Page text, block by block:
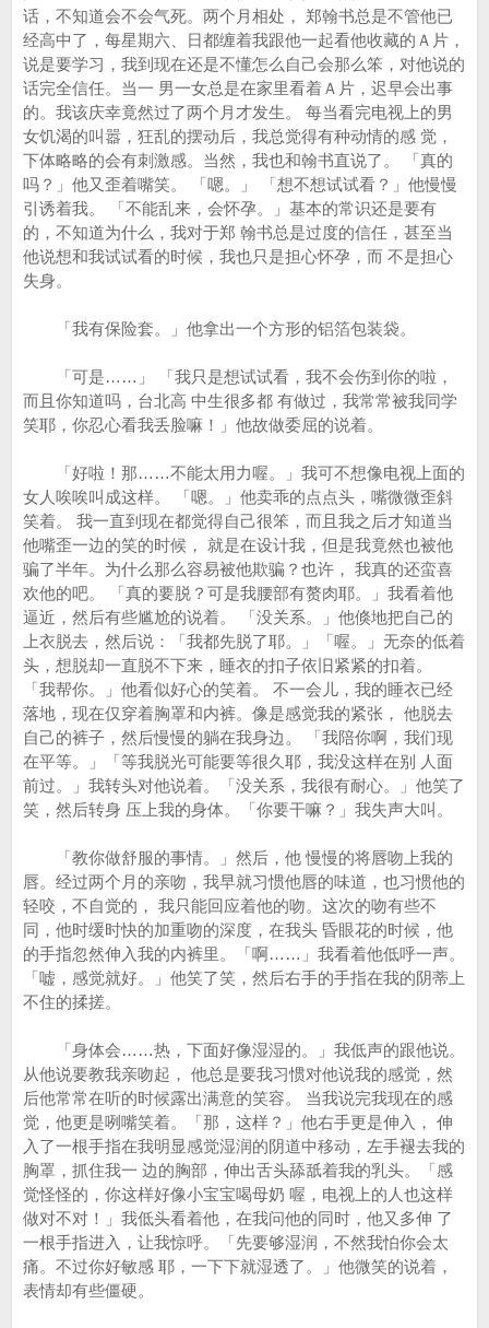
话，不知道会不会气死。两个月相处， 郑翰书总是不管他已
经高中了，每星期六、日都缠着我跟他一起看他收藏的Ａ片，
说是要学习，我到现在还是不懂怎么自己会那么笨，对他说的
话完全信任。当一 男一女总是在家里看着Ａ片，迟早会出事
的。我该庆幸竟然过了两个月才发生。 每当看完电视上的男
女饥渴的叫嚣，狂乱的摆动后，我总觉得有种动情的感 觉，
下体略略的会有刺激感。当然，我也和翰书直说了。 「真的
吗？」他又歪着嘴笑。 「嗯。」 「想不想试试看？」他慢慢
引诱着我。 「不能乱来，会怀孕。」基本的常识还是要有
的，不知道为什么，我对于郑 翰书总是过度的信任，甚至当
他说想和我试试看的时候，我也只是担心怀孕，而 不是担心
失身。
「我有保险套。」他拿出一个方形的铝箔包装袋。
「可是……」 「我只是想试试看，我不会伤到你的啦，
而且你知道吗，台北高 中生很多都 有做过，我常常被我同学
笑耶，你忍心看我丢脸嘛！」他故做委屈的说着。
「好啦！那……不能太用力喔。」我可不想像电视上面的
女人唉唉叫成这样。 「嗯。」他卖乖的点点头，嘴微微歪斜
笑着。 我一直到现在都觉得自己很笨，而且我之后才知道当
他嘴歪一边的笑的时候， 就是在设计我，但是我竟然也被他
骗了半年。为什么那么容易被他欺骗？也许， 我真的还蛮喜
欢他的吧。 「真的要脱？可是我腰部有赘肉耶。」我看着他
逼近，然后有些尴尬的说着。 「没关系。」他倏地把自己的
上衣脱去，然后说：「我都先脱了耶。」「喔。」无奈的低着
头，想脱却一直脱不下来，睡衣的扣子依旧紧紧的扣着。
「我帮你。」他看似好心的笑着。 不一会儿，我的睡衣已经
落地，现在仅穿着胸罩和内裤。像是感觉我的紧张， 他脱去
自己的裤子，然后慢慢的躺在我身边。 「我陪你啊，我们现
在平等。」「等我脱光可能要等很久耶，我没这样在别 人面
前过。」我转头对他说着。「没关系，我很有耐心。」他笑了
笑，然后转身 压上我的身体。「你要干嘛？」我失声大叫。
「教你做舒服的事情。」然后，他 慢慢的将唇吻上我的
唇。经过两个月的亲吻，我早就习惯他唇的味道，也习惯他的
轻咬，不自觉的， 我只能回应着他的吻。这次的吻有些不
同，他时缓时快的加重吻的深度，在我头 昏眼花的时候，他
的手指忽然伸入我的内裤里。「啊……」我看着他低呼一声。
「嘘，感觉就好。」他笑了笑，然后右手的手指在我的阴蒂上
不住的揉搓。
「身体会……热，下面好像湿湿的。」我低声的跟他说。
从他说要教我亲吻起， 他总是要我习惯对他说我的感觉，然
后他常常在听的时候露出满意的笑容。 当我说完我现在的感
觉，他更是咧嘴笑着。「那，这样？」他右手更是伸入， 伸
入了一根手指在我明显感觉湿润的阴道中移动，左手褪去我的
胸罩，抓住我一 边的胸部，伸出舌头舔舐着我的乳头。「感
觉怪怪的，你这样好像小宝宝喝母奶 喔，电视上的人也这样
做对不对！」我低头看着他，在我问他的同时，他又多伸 了
一根手指进入，让我惊呼。「先要够湿润，不然我怕你会太
痛。不过你好敏感 耶，一下下就湿透了。」他微笑的说着，
表情却有些僵硬。